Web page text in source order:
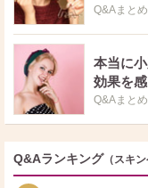
Q&Aまとめ
本当に
効果を
Q&Aまとめ
Q&Aランキング （スキン